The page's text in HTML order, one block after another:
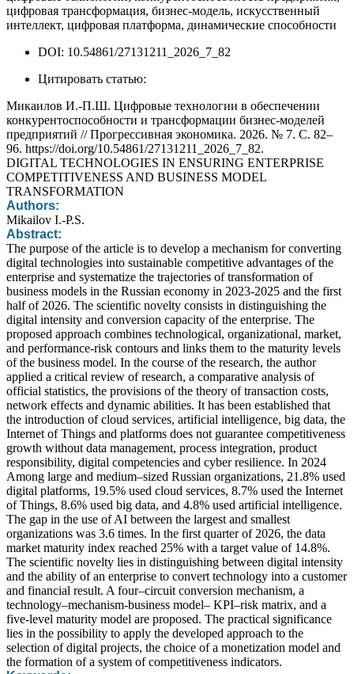
цифровая трансформация, бизнес-модель, искусственный
интеллект, цифровая платформа, динамические способности
DOI: 10.54861/27131211_2026_7_82
Цитировать статью:
Микаилов И.-П.Ш. Цифровые технологии в обеспечении
конкурентоспособности и трансформации бизнес-моделей
предприятий // Прогрессивная экономика. 2026. № 7. С. 82–
96. https://doi.org/10.54861/27131211_2026_7_82.
DIGITAL TECHNOLOGIES IN ENSURING ENTERPRISE
COMPETITIVENESS AND BUSINESS MODEL
TRANSFORMATION
Authors:
Mikailov I.-P.S.
Abstract:
The purpose of the article is to develop a mechanism for converting
digital technologies into sustainable competitive advantages of the
enterprise and systematize the trajectories of transformation of
business models in the Russian economy in 2023-2025 and the first
half of 2026. The scientific novelty consists in distinguishing the
digital intensity and conversion capacity of the enterprise. The
proposed approach combines technological, organizational, market,
and performance-risk contours and links them to the maturity levels
of the business model. In the course of the research, the author
applied a critical review of research, a comparative analysis of
official statistics, the provisions of the theory of transaction costs,
network effects and dynamic abilities. It has been established that
the introduction of cloud services, artificial intelligence, big data, the
Internet of Things and platforms does not guarantee competitiveness
growth without data management, process integration, product
responsibility, digital competencies and cyber resilience. In 2024
Among large and medium–sized Russian organizations, 21.8% used
digital platforms, 19.5% used cloud services, 8.7% used the Internet
of Things, 8.6% used big data, and 4.8% used artificial intelligence.
The gap in the use of AI between the largest and smallest
organizations was 3.6 times. In the first quarter of 2026, the data
market maturity index reached 25% with a target value of 14.8%.
The scientific novelty lies in distinguishing between digital intensity
and the ability of an enterprise to convert technology into a customer
and financial result. A four–circuit conversion mechanism, a
technology–mechanism-business model– KPI–risk matrix, and a
five-level maturity model are proposed. The practical significance
lies in the possibility to apply the developed approach to the
selection of digital projects, the choice of a monetization model and
the formation of a system of competitiveness indicators.